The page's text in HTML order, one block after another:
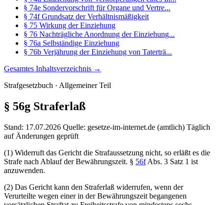
§ 74e Sondervorschrift für Organe und Vertre...
§ 74f Grundsatz der Verhältnismäßigkeit
§ 75 Wirkung der Einziehung
§ 76 Nachträgliche Anordnung der Einziehung...
§ 76a Selbständige Einziehung
§ 76b Verjährung der Einziehung von Taterträ...
Gesamtes Inhaltsverzeichnis →
Strafgesetzbuch · Allgemeiner Teil
§ 56g Straferlaß
Stand: 17.07.2026 Quelle: gesetze-im-internet.de (amtlich) Täglich
auf Änderungen geprüft
(1) Widerruft das Gericht die Strafaussetzung nicht, so erläßt es die
Strafe nach Ablauf der Bewährungszeit. § 56fAbs. 3 Satz 1 ist
anzuwenden.
(2) Das Gericht kann den Straferlaß widerrufen, wenn der
Verurteilte wegen einer in der Bewährungszeit begangenen